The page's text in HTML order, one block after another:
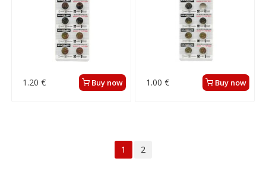
1.20 € Buy now 1.00 € Buy now
1 2